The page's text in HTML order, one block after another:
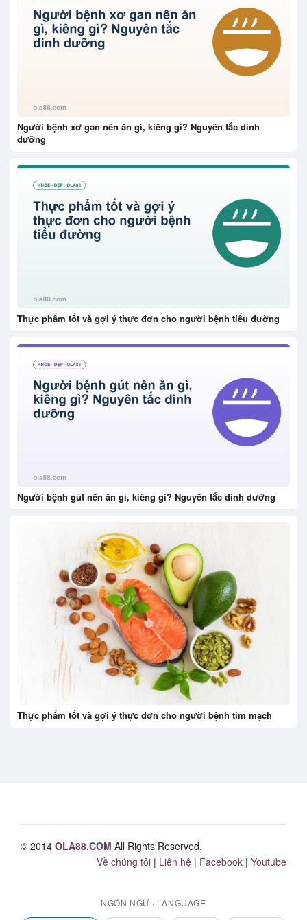
Người bệnh xơ gan nên ăn gì, kiêng gì? Nguyên tắc dinh
dưỡng
Thực phẩm tốt và gợi ý thực đơn cho người bệnh tiểu đường
Người bệnh gút nên ăn gì, kiêng gì? Nguyên tắc dinh dưỡng
Thực phẩm tốt và gợi ý thực đơn cho người bệnh tim mạch
© 2014 OLA88.COM All Rights Reserved.
Về chúng tôi | Liên hệ | Facebook | Youtube
NGÔN NGỮ · LANGUAGE